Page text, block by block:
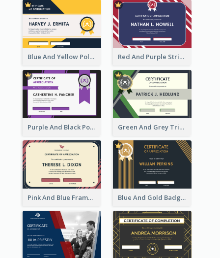
Blue And Yellow Polygon With Badge Certificate Red And Purple Stripes Frame Certificate
Purple And Black Polygon Appreciation Certificate Green And Grey Triangles With Badge Certificate
Pink And Blue Frame Company Certificate Blue And Gold Badge Appreciation Certificate